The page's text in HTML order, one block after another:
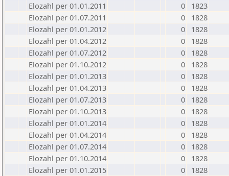
Elozahl per 01.01.2011
0
1823
Elozahl per 01.07.2011
0
1828
Elozahl per 01.01.2012
0
1828
Elozahl per 01.04.2012
0
1828
Elozahl per 01.07.2012
0
1828
Elozahl per 01.10.2012
0
1828
Elozahl per 01.01.2013
0
1828
Elozahl per 01.04.2013
0
1828
Elozahl per 01.07.2013
0
1828
Elozahl per 01.10.2013
0
1828
Elozahl per 01.01.2014
0
1828
Elozahl per 01.04.2014
0
1828
Elozahl per 01.07.2014
0
1828
Elozahl per 01.10.2014
0
1828
Elozahl per 01.01.2015
0
1828